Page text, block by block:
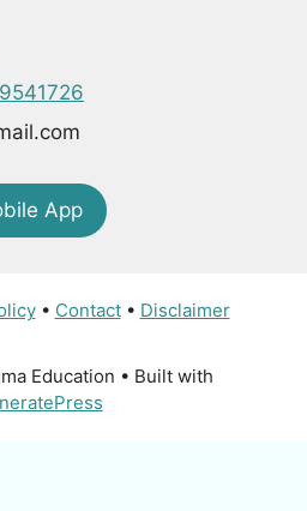
App
• Contact• Disclaimer
Education • Built with